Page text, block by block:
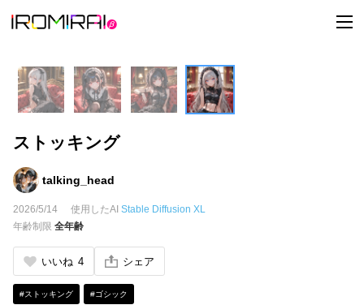
t
o
ストッキング
talking_head
2026/5/14 使用したAI Stable Diffusion XL
年齢制限 全年齢
いいね 4 シェア
#ストッキング #ゴシック